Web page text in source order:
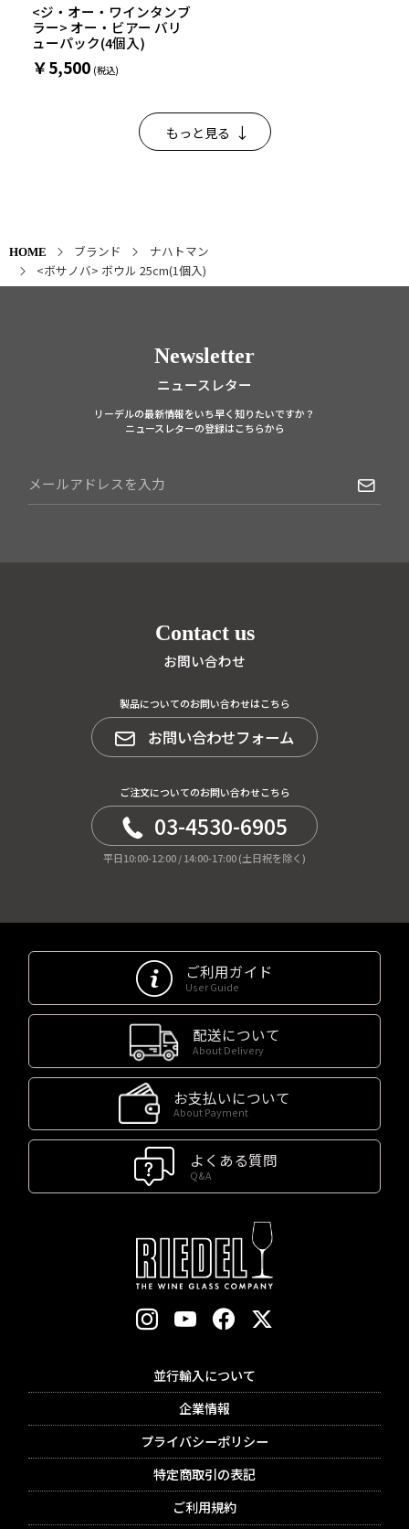
<ジ・オー・ワインタンブ
ラー> オー・ビアー バリ
ューパック(4個入)
￥5,500
もっと見る
HOME ブランド
ナハトマン
<ボサノバ> ボウル 25cm(1個入)
Newsletter
ニュースレター
リーデルの最新情報をいち早く知りたいですか？
ニュースレターの登録はこちらから
Contact us
お問い合わせ
製品についてのお問い合わせはこちら
お問い合わせフォーム
ご注文についてのお問い合わせこちら
03-4530-6905
平日10:00-12:00 / 14:00-17:00 (土日祝を除く)
ご利用ガイド
User Guide
配送について
About Delivery
お支払いについて
About Payment
よくある質問
Q&A
並行輸入について
企業情報
プライバシーポリシー
特定商取引の表記
ご利用規約